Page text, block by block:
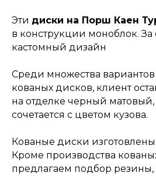
Эти диски на Порш Каен
в конструкции моноблок.
кастомный дизайн
Среди множества вариантов
кованых дисков, клиент
на отделке черный
сочетается с цветом кузова.
Кованые диски
Кроме производства
предлагаем подбор резины,